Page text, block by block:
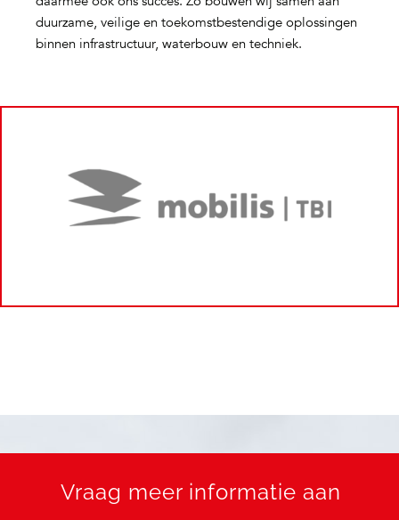
duurzame, veilige en toekomstbestendige oplossingen
binnen infrastructuur, waterbouw en techniek.
Vraag meer informatie aan